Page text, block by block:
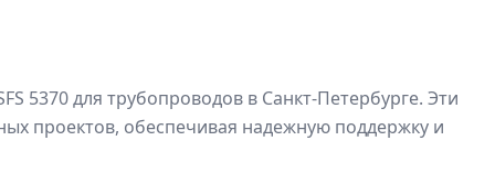
5370 для трубопроводов в Санкт-Петербурге. Эти
проектов, обеспечивая надежную поддержку и